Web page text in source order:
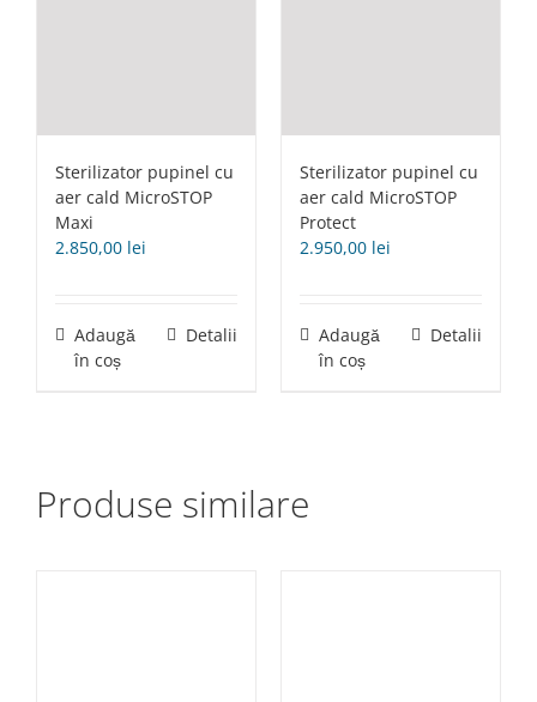
Sterilizator pupinel cu
aer cald MicroSTOP
Maxi
2.850,00 lei
Adaugă
în coș
Detalii
Sterilizator pupinel cu
aer cald MicroSTOP
Protect
2.950,00 lei
Adaugă
în coș
Detalii
Produse similare